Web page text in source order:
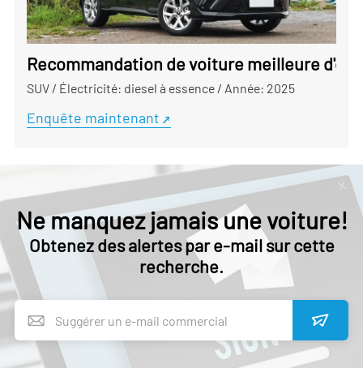
Recommandation de voiture meilleure
SUV/ Électricité: diesel à essence/ Année: 2025
Enquête maintenant
Ne manquez jamais une voiture!
Obtenez des alertes par e-mail sur cette
recherche.